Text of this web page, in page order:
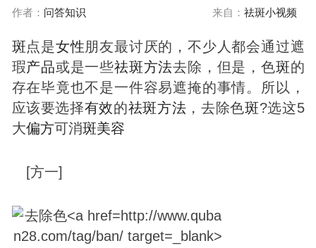
作者： 问答知识 来自： 祛斑小视频
斑点是女性朋友最讨厌的，不少人都会通过遮
瑕产品或是一些祛斑方法去除，但是，色斑的
存在毕竟也不是一件容易遮掩的事情。所以，
应该要选择有效的祛斑方法 ，去除色斑?选这5
大偏方可消斑美容
[方一]